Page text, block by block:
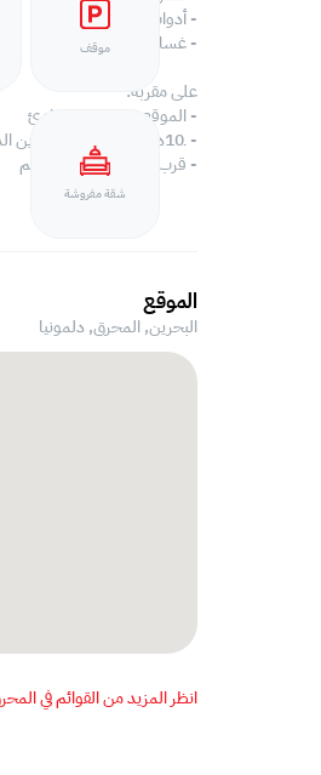
- أدوات المطبخ
- غسالة
على مقربة:
- الموقع ممتاز جدا وهادئ
- ـ10دقائق من مطار البحرين الدولي.
- قرب سوق التنين والمطعم
موقف
شقة مفروشة
الموقع
البحرين, المحرق, دلمونيا
انظر المزيد من القوائم في